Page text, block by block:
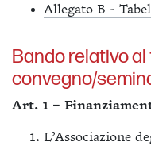
Allegato B -
Bando relativo
convegno/
Art. 1 –
L’Associazione